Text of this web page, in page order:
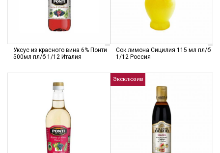
Уксус из красного вина 6% Понти
500мл пл/б 1/12 Италия
Сок лимона Сицилия 115 мл пл/б
1/12 Россия
Эксклюзив